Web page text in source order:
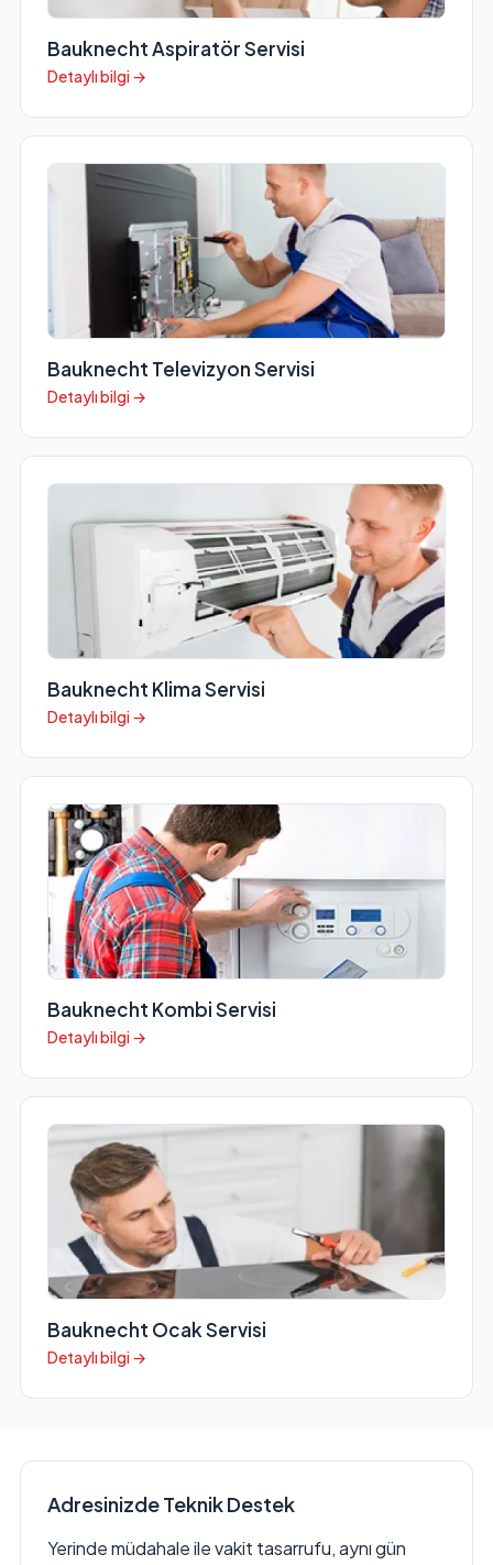
Bauknecht Aspiratör Servisi
Detaylı bilgi →
Bauknecht Televizyon Servisi
Detaylı bilgi →
Bauknecht Klima Servisi
Detaylı bilgi →
Bauknecht Kombi Servisi
Detaylı bilgi →
Bauknecht Ocak Servisi
Detaylı bilgi →
Adresinizde Teknik Destek
Yerinde müdahale ile vakit tasarrufu, aynı gün